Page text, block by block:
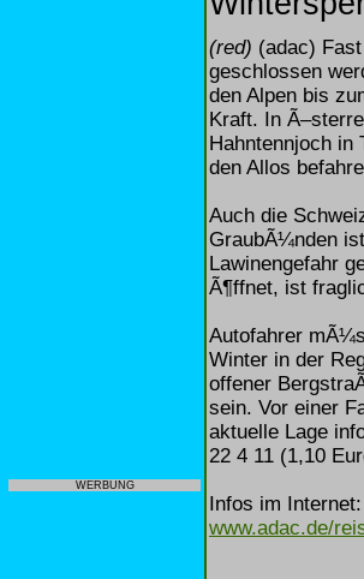
WERBUNG
(red) (adac)
geschlossen
den Alpen bis
Kraft. In
Hahntennjoch
den Allos
Auch die
GraubÃ¼nden
Lawinengefahr
Ã¶ffnet, ist
Autofahrer
Winter in der
offener
sein. Vor einer
aktuelle Lage
22 4 11 (1,10
Infos im Internet:
www.adac.de/